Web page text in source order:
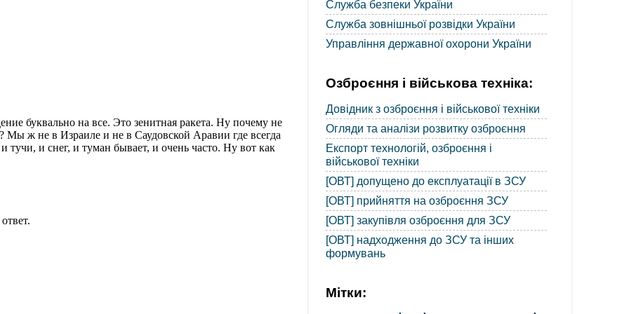
Служба безпеки України
Служба зовнішньої розвідки України
Управління державної охорони України
Озброєння і військова техніка:
Довідник з озброєння і військової техніки
Огляди та аналізи розвитку озброєння
Експорт технологій, озброєння і
військової техніки
[ОВТ] допущено до експлуатації в ЗСУ
[ОВТ] прийняття на озброєння ЗСУ
[ОВТ] закупівля озброєння для ЗСУ
[ОВТ] надходження до ЗСУ та інших
формувань
Мітки: